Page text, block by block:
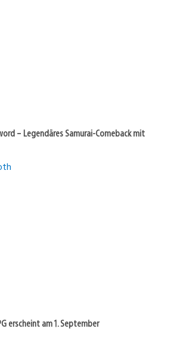
– Legendäres Samurai-Comeback mit
erscheint am 1. September